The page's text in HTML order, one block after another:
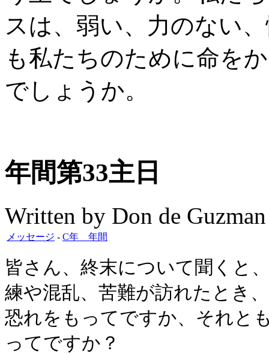
スは、弱い、力のない
も私たちのために命を
でしょうか。
年間第33主日
Written by Don de Guzman
メッセージ - C年 年間
皆さん、終末について聞くと
練や混乱、苦難が訪れたとき
恐れをもってですか、それと
ってですか？